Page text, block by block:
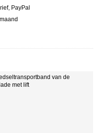
PayPal
van de
met lift